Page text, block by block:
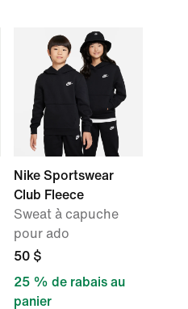
Nike Sportswear
Club Fleece
Sweat à capuche
pour ado
50 $
25 % de rabais au
panier